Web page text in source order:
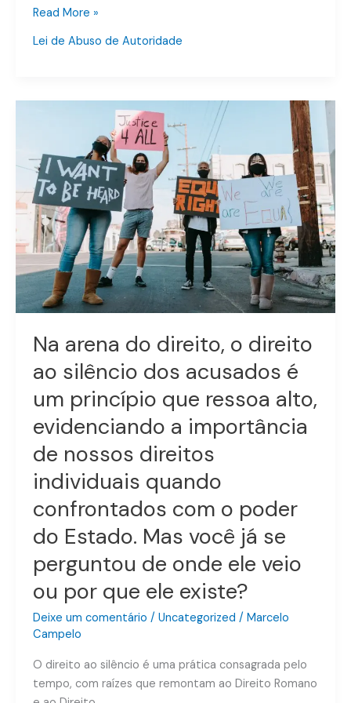
Read More »
Lei de Abuso de Autoridade
Na arena do direito, o direito
ao silêncio dos acusados é
um princípio que ressoa alto,
evidenciando a importância
de nossos direitos
individuais quando
confrontados com o poder
do Estado. Mas você já se
perguntou de onde ele veio
ou por que ele existe?
Deixe um comentário / Uncategorized / Marcelo
Campelo
O direito ao silêncio é uma prática consagrada pelo
tempo, com raízes que remontam ao Direito Romano
direito,
o
direito
ao
silêncio
dos
acusados
um
princípio
que
ressoa
evidenciando
a
importância
de
nossos
direitos
quando
confrontados
com
o
poder
do
Mas
você